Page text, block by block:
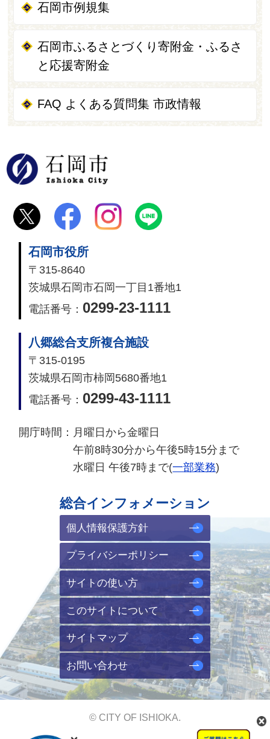
石岡市例規集
石岡市ふるさとづくり寄附金・ふるさ
と応援寄附金
FAQ よくある質問集 市政情報
石岡市役所
〒315-8640
茨城県石岡市石岡一丁目1番地1
電話番号： 0299-23-1111
八郷総合支所複合施設
〒315-0195
茨城県石岡市柿岡5680番地1
電話番号： 0299-43-1111
開庁時間： 月曜日から金曜日
午前8時30分から午後5時15分まで
水曜日 午後7時まで(一部業務)
総合インフォメーション
個人情報保護方針
プライバシーポリシー
サイトの使い方
このサイトについて
サイトマップ
お問い合わせ
© CITY OF ISHIOKA.